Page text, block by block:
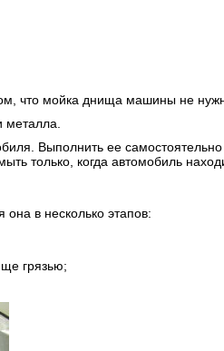
что мойка днища машины не
металла.
Выполнить ее
только, когда автомобиль
в несколько этапов:
грязью;